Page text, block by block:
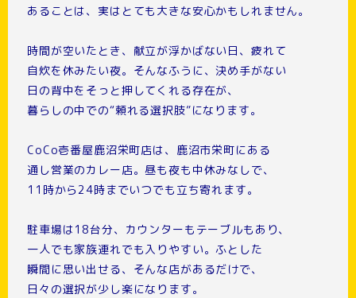
あることは、実はとても大きな安心かもしれません。
時間が空いたとき、献立が浮かばない日、疲れて
自炊を休みたい夜。そんなふうに、決め手がない
日の背中をそっと押してくれる存在が、
暮らしの中での“頼れる選択肢”になります。
CoCo壱番屋鹿沼栄町店は、鹿沼市栄町にある
通し営業のカレー店。昼も夜も中休みなしで、
11時から24時までいつでも立ち寄れます。
駐車場は18台分、カウンターもテーブルもあり、
一人でも家族連れでも入りやすい。ふとした
瞬間に思い出せる、そんな店があるだけで、
日々の選択が少し楽になります。